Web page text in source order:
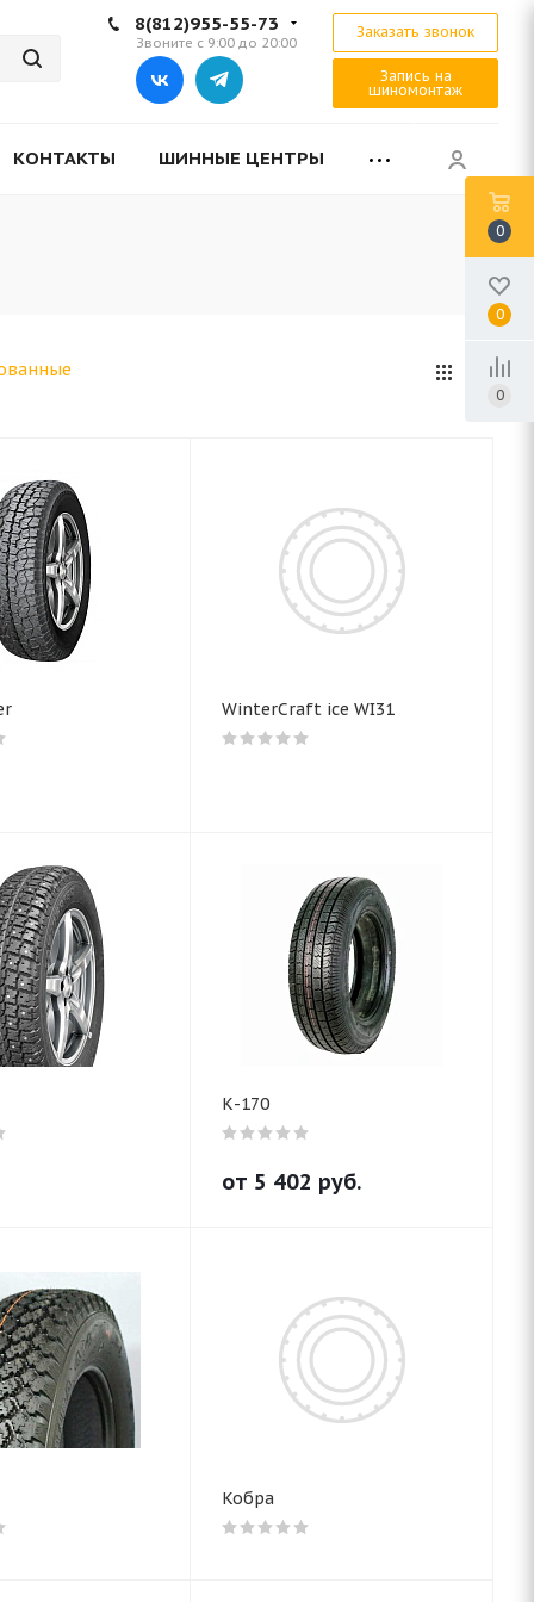
8(812)955-55-73
Звоните с 9:00 до 20:00
Заказать звонок
Запись на
шиномонтаж
КОНТАКТЫ ШИННЫЕ ЦЕНТРЫ
WinterCraft ice WI31
К-170
от 5 402 руб.
Кобра
0
0
0